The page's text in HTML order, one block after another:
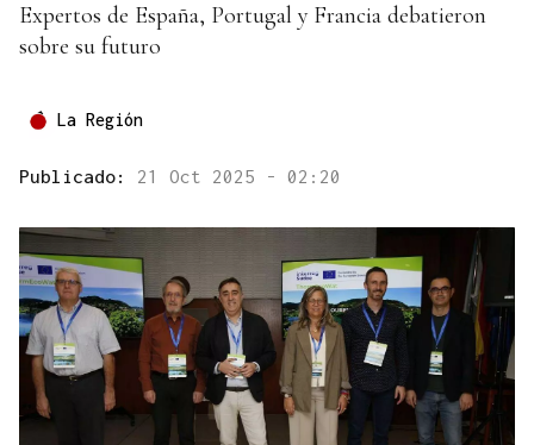
Expertos de España, Portugal y Francia debatieron
sobre su futuro
La Región
Publicado: 21 Oct 2025 - 02:20